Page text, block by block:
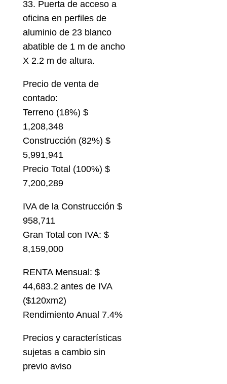
33. Puerta de acceso a
oficina en perfiles de
aluminio de 23 blanco
abatible de 1 m de ancho
X 2.2 m de altura.
Precio de venta de
contado:
Terreno (18%) $
1,208,348
Construcción (82%) $
5,991,941
Precio Total (100%) $
7,200,289
IVA de la Construcción $
958,711
Gran Total con IVA: $
8,159,000
RENTA Mensual: $
44,683.2 antes de IVA
($120xm2)
Rendimiento Anual 7.4%
Precios y características
sujetas a cambio sin
previo aviso